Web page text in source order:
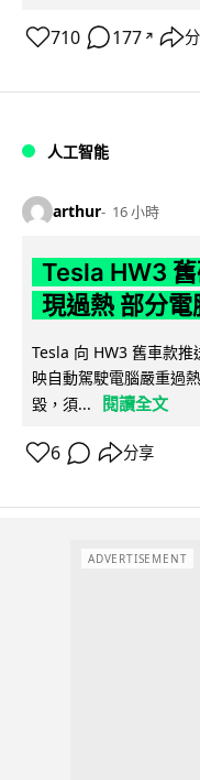
710 177 ↗
人工智能
arthur 16 小時
Tesla HW3
現過熱 部分
Tesla 向 HW3 舊車款推
映自動駕駛電腦嚴重過
毀，須...
閱讀全文
6 分享
ADVERTISEMENT